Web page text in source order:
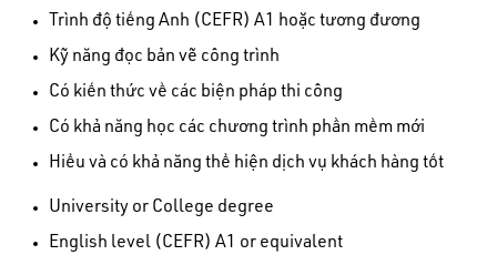
Trình độ tiếng Anh (CEFR) A1 hoặc tương đương
Kỹ năng đọc bản vẽ công trình
Có kiến thức về các biện pháp thi công
Có khả năng học các chương trình phần mềm mới
Hiểu và có khả năng thể hiện dịch vụ khách hàng tốt
University or College degree
English level (CEFR) A1 or equivalent